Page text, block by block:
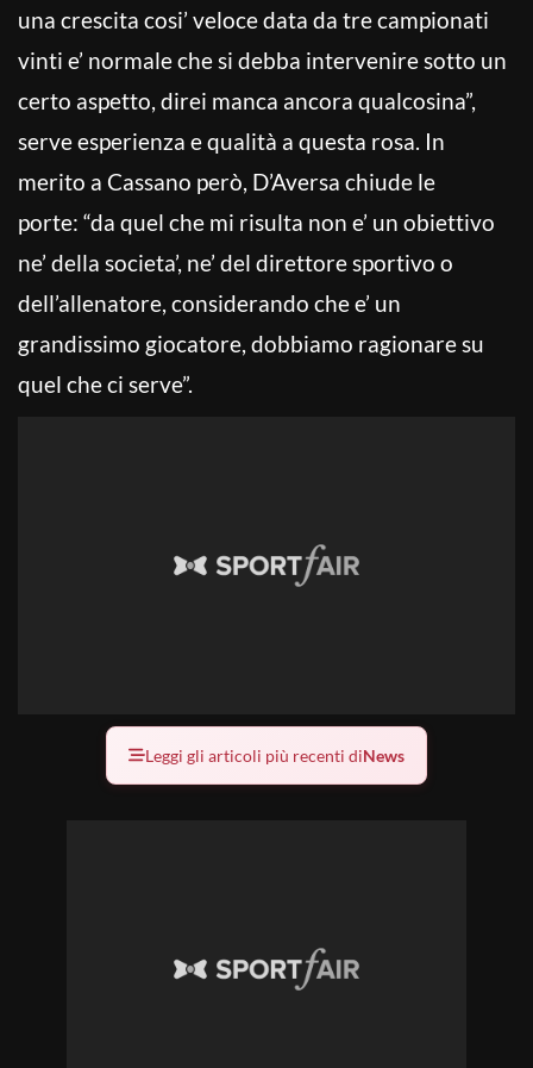
una crescita cosi’ veloce data da tre campionati
vinti e’ normale che si debba intervenire sotto un
certo aspetto, direi manca ancora qualcosina”,
serve esperienza e qualità a questa rosa. In
merito a Cassano però, D’Aversa chiude le
porte: “da quel che mi risulta non e’ un obiettivo
ne’ della societa’, ne’ del direttore sportivo o
dell’allenatore, considerando che e’ un
grandissimo giocatore, dobbiamo ragionare su
quel che ci serve”.
Leggi gli articoli più recenti diNews